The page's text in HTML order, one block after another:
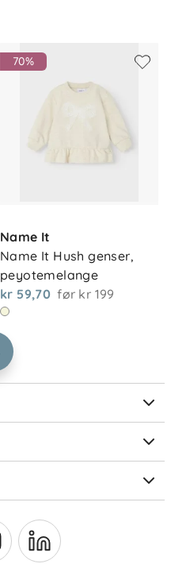
70%
Name It
Name It Hush genser,
peyotemelange
kr 59,70 før kr 199